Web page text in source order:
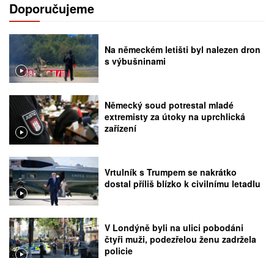
Doporučujeme
Na německém letišti byl nalezen dron
s výbušninami
Německý soud potrestal mladé
extremisty za útoky na uprchlická
zařízení
Vrtulník s Trumpem se nakrátko
dostal příliš blízko k civilnímu letadlu
V Londýně byli na ulici pobodáni
čtyři muži, podezřelou ženu zadržela
policie